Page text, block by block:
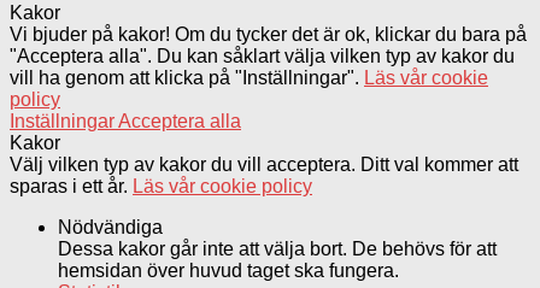
Kakor
Vi bjuder på kakor! Om du tycker det är ok, klickar du bara på
"Acceptera alla". Du kan såklart välja vilken typ av kakor du
vill ha genom att klicka på "Inställningar". Läs vår cookie
policy
InställningarAcceptera alla
Kakor
Välj vilken typ av kakor du vill acceptera. Ditt val kommer att
sparas i ett år. Läs vår cookie policy
Nödvändiga
Dessa kakor går inte att välja bort. De behövs för att
hemsidan över huvud taget ska fungera.